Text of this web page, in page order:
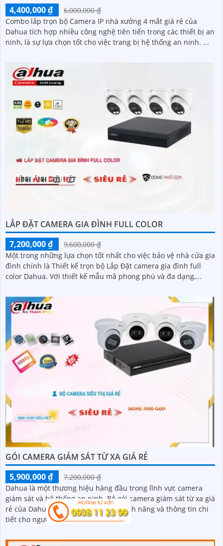
4,400,000 ₫
6,000,000 ₫
Combo lắp trọn bộ Camera IP nhà xưởng 4 mắt giá rẻ của
Dahua tích hợp nhiều công nghệ tiên tiến trong các thiết bị an
ninh, là sự lựa chọn tốt cho việc trang bị hệ thống an ninh. ...
LẮP ĐẶT CAMERA GIA ĐÌNH FULL COLOR
7,200,000 ₫
9,600,000 ₫
Một trong những lựa chọn tốt nhất cho việc bảo vệ nhà cửa gia
đình chính là Thiết kế trọn bộ Lắp Đặt camera gia đình full
color Dahua. Với thiết kế mẫu mã phong phú và đa dạng,...
GÓI CAMERA GIÁM SÁT TỪ XA GIÁ RẺ
5,900,000 ₫
7,200,000 ₫
Dahua là một thương hiệu hàng đầu trong lĩnh vực camera
giám sát và hệ thống an ninh. Bộ gói camera giám sát từ xa giá
rẻ của Dahua cung cấp đầy đủ các tính năng và thông tin chi
tiết cho người dùng